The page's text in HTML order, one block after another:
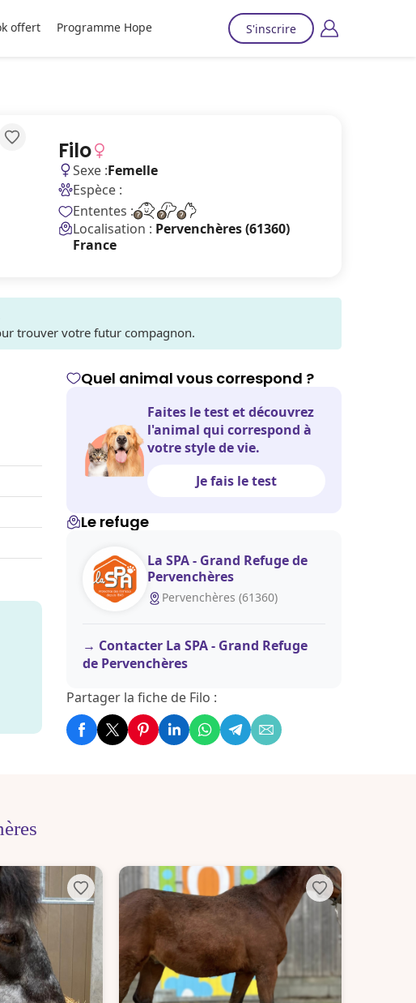
offert Programme Hope S'inscrire
Filo
Sexe :Femelle
Espèce :
Ententes :
Localisation : Pervenchères (61360)
France
trouver votre futur compagnon.
Quel animal vous correspond ?
Faites le test et découvrez
l'animal qui correspond à
votre style de vie.
Je fais le test
Le refuge
La SPA - Grand Refuge de
Pervenchères
Pervenchères (61360)
Contacter La SPA - Grand Refuge
de Pervenchères
Partager la fiche de Filo :